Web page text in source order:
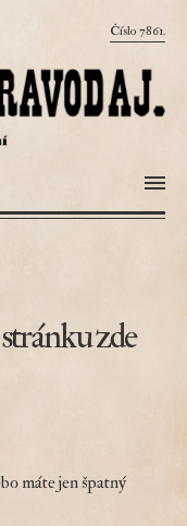
Číslo 7861.
zde
máte jen špatný